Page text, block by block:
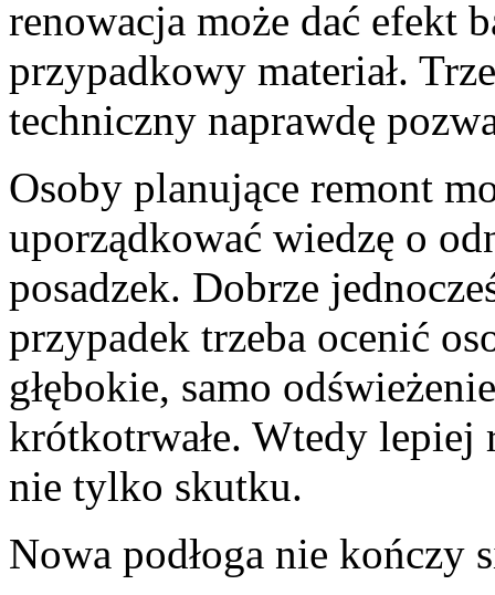
renowacja może dać efekt
przypadkowy materiał.
techniczny naprawdę
Osoby planujące remont
uporządkować wiedzę o
posadzek. Dobrze
przypadek trzeba ocenić
głębokie, samo
krótkotrwałe. Wtedy lepiej
nie tylko skutku.
Nowa podłoga nie kończy